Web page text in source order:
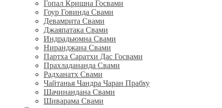
Гопал Кришна Госвами
Гоур Говинда Свами
Девамрита Свами
Джаяпатака Свами
Индрадьюмна Свами
Ниранджана Свами
Партха Саратхи Дас Госвами
Прахладананда Свами
Радханатх Свами
Чайтанья Чандра Чаран Прабху
Шачинандана Свами
Шиварама Свами